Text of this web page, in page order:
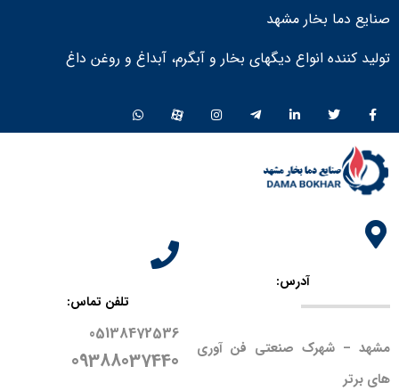
صنایع دما بخار مشهد
تولید کننده انواع دیگهای بخار و آبگرم، آبداغ و روغن داغ ​
آدرس:
مشهد – شهرک صنعتی فن آوری
های برتر
تلفن تماس:
05138472536
09388037440